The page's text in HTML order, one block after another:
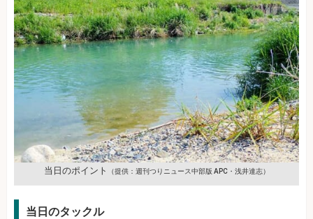
当日のポイント （提供：週刊つりニュース中部版 APC・浅井達志）
当日のタックル